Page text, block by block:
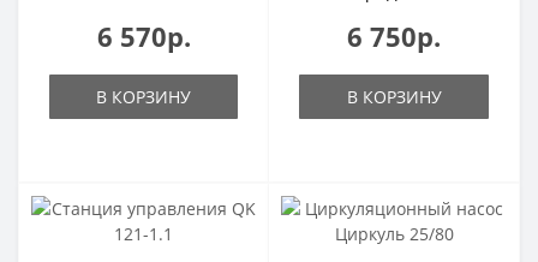
6 570р.
В КОРЗИНУ
6 750р.
В КОРЗИНУ